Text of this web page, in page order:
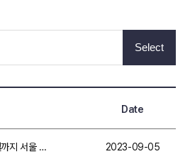
Select
Date
'홈케어·재활·복지 전시회' 10일까지 서울 코엑스서 개최 2023-09-05